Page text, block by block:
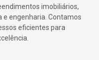
imobiliários,
engenharia. Contamos
eficientes para